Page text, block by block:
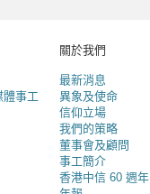
體事工
關於我們
最新消息
異象及使命
信仰立場
我們的策略
董事會及顧問
事工簡介
香港中信 60 週年